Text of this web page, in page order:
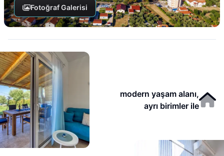
Fotoğraf Galerisi
modern yaşam alanı,
ayrı birimler ile